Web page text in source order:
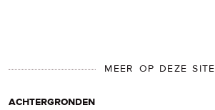
MEER OP DEZE SITE
achtergronden